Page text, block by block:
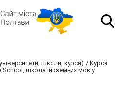
школи, курси)
Курси
School, школа іноземних мов у